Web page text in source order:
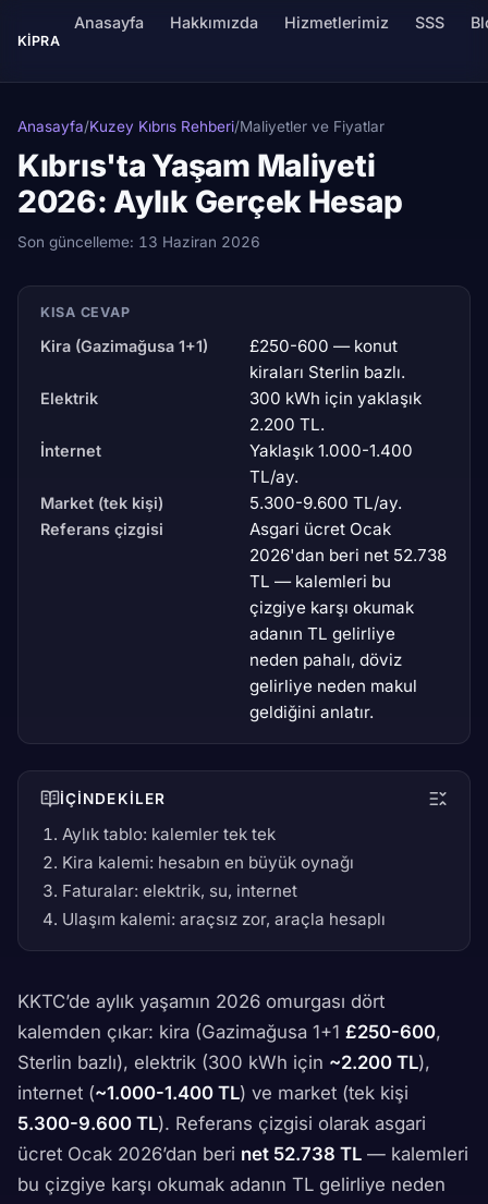
KIPRA
Anasayfa Hakkımızda Hizmetlerimiz SSS
Anasayfa/Kuzey Kıbrıs Rehberi/Maliyetler ve Fiyatlar
Kıbrıs'ta Yaşam Maliyeti
2026: Aylık Gerçek Hesap
Son güncelleme: 13 Haziran 2026
KISA CEVAP
Kira (Gazimağusa 1+1)
£250-600 — konut
kiraları Sterlin bazlı.
Elektrik
300 kWh için yaklaşık
2.200 TL.
İnternet
Yaklaşık 1.000-1.400
TL/ay.
Market (tek kişi) 5.300-9.600 TL/ay.
Referans çizgisi
Asgari ücret Ocak
2026'dan beri net 52.738
TL — kalemleri bu
çizgiye karşı okumak
adanın TL gelirliye
neden pahalı, döviz
gelirliye neden makul
geldiğini anlatır.
İÇINDEKILER
Aylık tablo: kalemler tek tek
Kira kalemi: hesabın en büyük oynağı
Faturalar: elektrik, su, internet
Ulaşım kalemi: araçsız zor, araçla hesaplı
KKTC’de aylık yaşamın 2026 omurgası dört
kalemden çıkar: kira (Gazimağusa 1+1 £250-600,
Sterlin bazlı), elektrik (300 kWh için ~2.200 TL),
internet (~1.000-1.400 TL) ve market (tek kişi
5.300-9.600 TL). Referans çizgisi olarak asgari
ücret Ocak 2026’dan beri net 52.738 TL — kalemleri
bu çizgiye karşı okumak adanın TL gelirliye neden